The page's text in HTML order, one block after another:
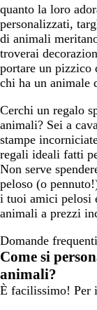
quanto la loro
personalizzati,
di animali
troverai
portare un
chi ha un animale
Cerchi un regalo
animali? Sei a
stampe
regali ideali fatti
Non serve
peloso (o
i tuoi amici pelosi
animali a prezzi
Domande frequenti
Come si
animali?
È facilissimo! Per